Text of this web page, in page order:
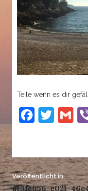
Teile wenn es dir
Beitrags-
Veröffentlicht in
a13fe656-e021-